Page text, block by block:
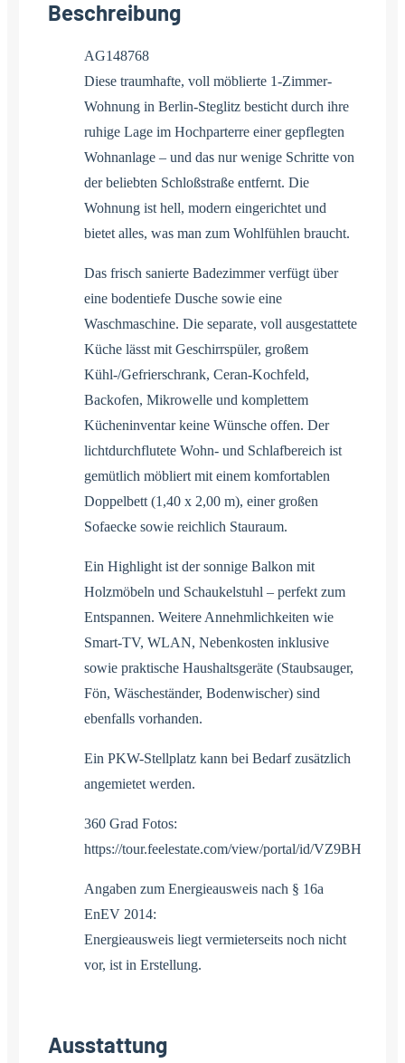
Beschreibung
AG148768
Diese traumhafte, voll möblierte 1-Zimmer-
Wohnung in Berlin-Steglitz besticht durch ihre
ruhige Lage im Hochparterre einer gepflegten
Wohnanlage – und das nur wenige Schritte von
der beliebten Schloßstraße entfernt. Die
Wohnung ist hell, modern eingerichtet und
bietet alles, was man zum Wohlfühlen braucht.
Das frisch sanierte Badezimmer verfügt über
eine bodentiefe Dusche sowie eine
Waschmaschine. Die separate, voll ausgestattete
Küche lässt mit Geschirrspüler, großem
Kühl-/Gefrierschrank, Ceran-Kochfeld,
Backofen, Mikrowelle und komplettem
Kücheninventar keine Wünsche offen. Der
lichtdurchflutete Wohn- und Schlafbereich ist
gemütlich möbliert mit einem komfortablen
Doppelbett (1,40 x 2,00 m), einer großen
Sofaecke sowie reichlich Stauraum.
Ein Highlight ist der sonnige Balkon mit
Holzmöbeln und Schaukelstuhl – perfekt zum
Entspannen. Weitere Annehmlichkeiten wie
Smart-TV, WLAN, Nebenkosten inklusive
sowie praktische Haushaltsgeräte (Staubsauger,
Fön, Wäscheständer, Bodenwischer) sind
ebenfalls vorhanden.
Ein PKW-Stellplatz kann bei Bedarf zusätzlich
angemietet werden.
360 Grad Fotos:
https://tour.feelestate.com/view/portal/id/VZ9BH
Angaben zum Energieausweis nach § 16a
EnEV 2014:
Energieausweis liegt vermieterseits noch nicht
vor, ist in Erstellung.
Ausstattung